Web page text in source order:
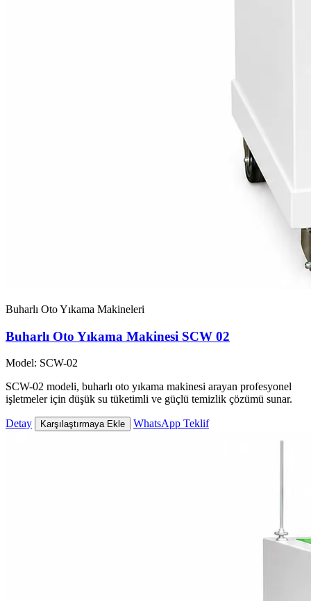
Buharlı Oto Yıkama Makineleri
Buharlı Oto Yıkama Makinesi SCW 02
Model: SCW-02
SCW-02 modeli, buharlı oto yıkama makinesi arayan profesyonel
işletmeler için düşük su tüketimli ve güçlü temizlik çözümü sunar.
Detay Karşılaştırmaya Ekle WhatsApp Teklif